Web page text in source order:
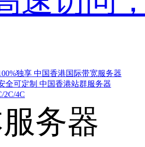
独享 中国香港国际带宽服务器
全可定制 中国香港站群服务器
2C/4C
务器